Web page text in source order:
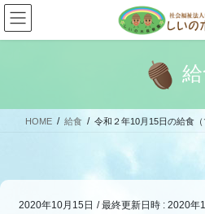
コ
ン
テ
ス
ナ
ビ
ゲ
ン
HOME 給食 令和２年10月15日の給食（
2020年10月15日 / 最終更新日時 : 2020年